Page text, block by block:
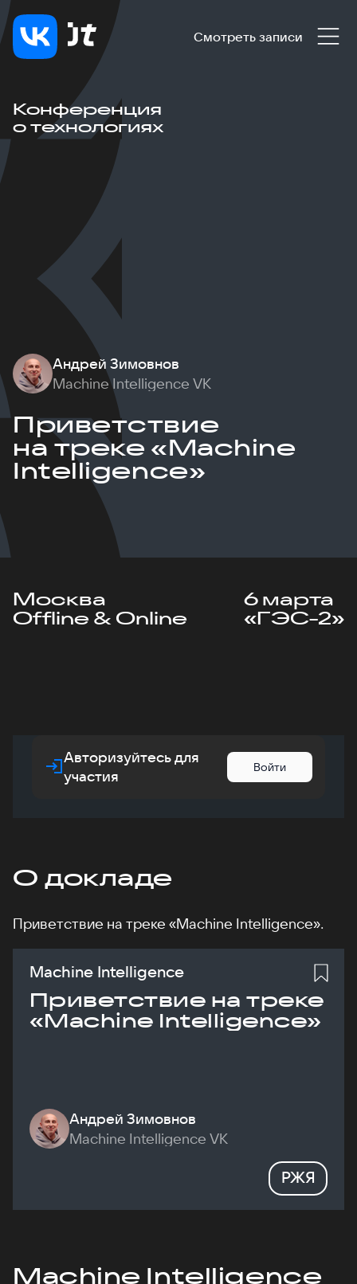
Смотреть записи
Конференция
о технологиях
Андрей Зимовнов
Machine Intelligence VK
Приветствие
на треке «Machine
Intelligence»
Москва
Offline & Online
6 марта
«ГЭС-2»
Авторизуйтесь для
участия
Войти
О докладе
Приветствие на треке «Machine Intelligence».
Machine Intelligence
Приветствие на треке
«Machine Intelligence»
Андрей Зимовнов
Machine Intelligence VK
РЖЯ
Machine Intelligence